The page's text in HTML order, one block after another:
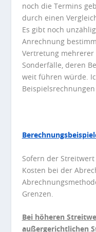
noch die Termins
durch einen
Es gibt noch
Anrechnung
Vertretung
Sonderfälle, deren
weit führen würde.
Sofern der
Kosten bei der
Grenzen.
Bei höheren
außergerichtlichen